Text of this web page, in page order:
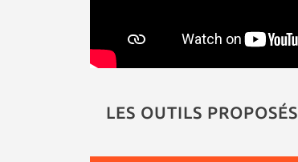
LES OUTILS PROPOSÉS